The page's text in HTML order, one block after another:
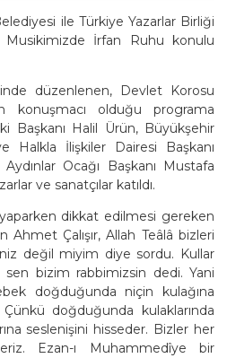
ile Türkiye Yazarlar Birliği
İrfan Ruhu konulu
düzenlenen, Devlet Korosu
konuşmacı olduğu programa
Başkanı Halil Ürün, Büyükşehir
Halkla İlişkiler Dairesi Başkanı
Ocağı Başkanı Mustafa
ve sanatçılar katıldı.
yaparken dikkat edilmesi gereken
Çalışır, Allah Teâlâ bizleri
değil miyim diye sordu. Kullar
bizim rabbimizsin dedi. Yani
doğduğunda niçin kulağına
doğduğunda kulaklarında
seslenişini hisseder. Bizler her
Ezan-ı Muhammedîye bir